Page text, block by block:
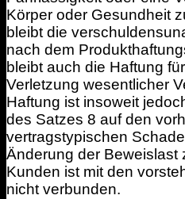
Körper oder Gesundheit
bleibt die
nach dem
bleibt auch die Haftung
Verletzung wesentlicher
Haftung ist insoweit
des Satzes 8 auf den
vertragstypischen
Änderung der Beweislast
Kunden ist mit den
nicht verbunden.